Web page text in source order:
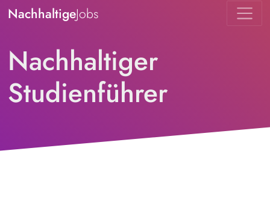
NachhaltigeJobs
Nachhaltiger
Studienführer